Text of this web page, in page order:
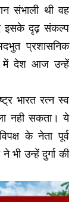
संभाली थी वह
इसके दृढ़ संकल्प
प्रशासनिक
में देश आज उन्हें
भारत रत्न स्व
नही सकता। ये
के नेता पूर्व
भी उन्हें दुर्गा की